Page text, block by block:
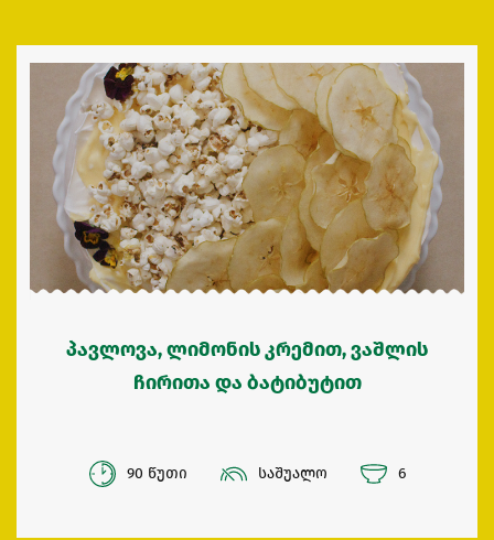
პავლოვა, ლიმონის კრემით, ვაშლის
ჩირითა და ბატიბუტით
90 წუთი საშუალო 6